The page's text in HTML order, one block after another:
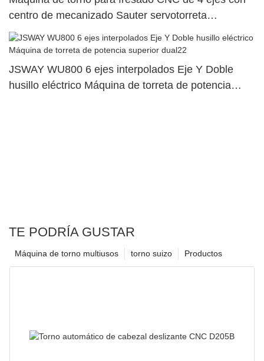
centro de mecanizado Sauter servotorreta
SY500/S500/SY300/S30023
JSWAY WU800 6 ejes interpolados Eje Y Doble
husillo eléctrico Máquina de torreta de potencia
TE PODRÍA GUSTAR
Productos
torno suizo
Máquina de torno multiusos